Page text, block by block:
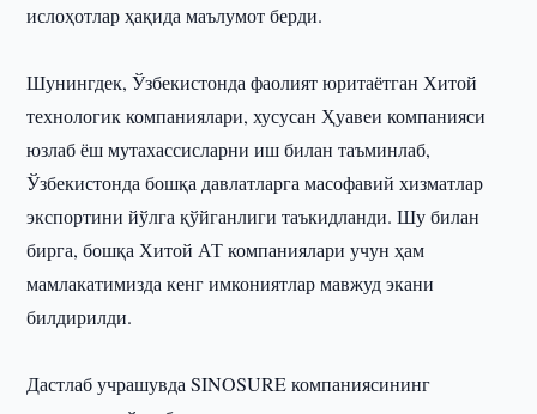
ислоҳотлар ҳақида маълумот берди.
Шунингдек, Ўзбекистонда фаолият юритаётган Хитой
технологик компаниялари, хусусан Ҳуавеи компанияси
юзлаб ёш мутахассисларни иш билан таъминлаб,
Ўзбекистонда бошқа давлатларга масофавий хизматлар
экспортини йўлга қўйганлиги таъкидланди. Шу билан
бирга, бошқа Хитой АТ компаниялари учун ҳам
мамлакатимизда кенг имкониятлар мавжуд экани
билдирилди.
Дастлаб учрашувда SINOSURE компаниясининг